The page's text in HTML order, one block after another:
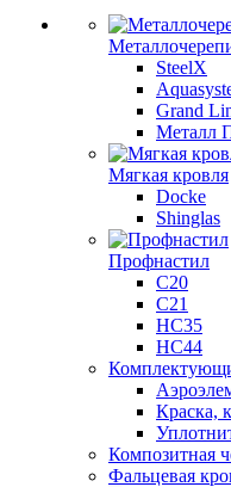
SteelX
Grand
Металл
Мягкая кровля
Docke
Shinglas
Профнастил
C20
C21
НС35
НС44
Краска,
Композитная
Фальцевая